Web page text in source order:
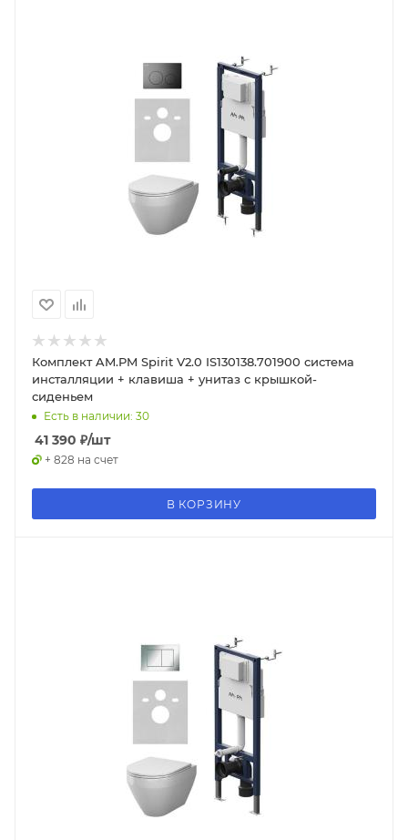
Комплект AM.PM Spirit V2.0 IS130138.701900 система
инсталляции + клавиша + унитаз с крышкой-
сиденьем
Есть в наличии: 30
41 390 ₽/шт
+ 828 на счет
В КОРЗИНУ